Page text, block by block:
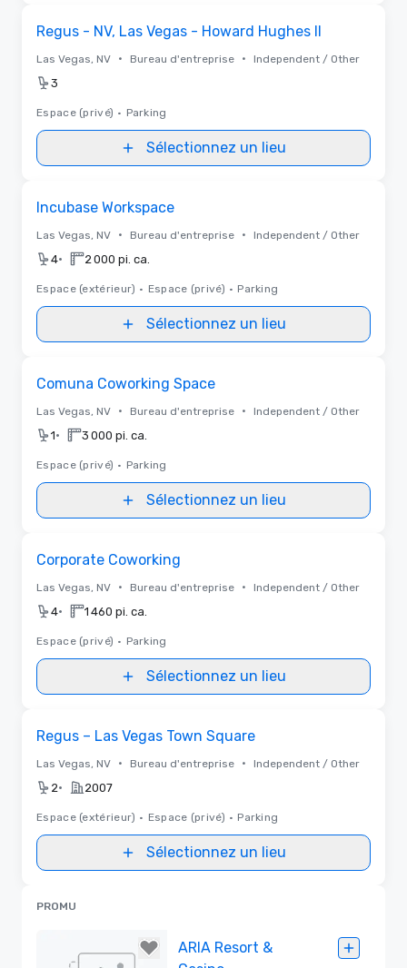
Regus - NV, Las Vegas - Howard Hughes II
Las Vegas, NV • Bureau d'entreprise • Independent / Other
3
Espace (privé) • Parking
Sélectionnez un lieu
Incubase Workspace
Las Vegas, NV • Bureau d'entreprise • Independent / Other
4• 2 000 pi. ca.
Espace (extérieur) • Espace (privé) • Parking
Sélectionnez un lieu
Comuna Coworking Space
Las Vegas, NV • Bureau d'entreprise • Independent / Other
1• 3 000 pi. ca.
Espace (privé) • Parking
Sélectionnez un lieu
Corporate Coworking
Las Vegas, NV • Bureau d'entreprise • Independent / Other
4• 1 460 pi. ca.
Espace (privé) • Parking
Sélectionnez un lieu
Regus – Las Vegas Town Square
Las Vegas, NV • Bureau d'entreprise • Independent / Other
2• 2007
Espace (extérieur) • Espace (privé) • Parking
Sélectionnez un lieu
PROMU
ARIA Resort &